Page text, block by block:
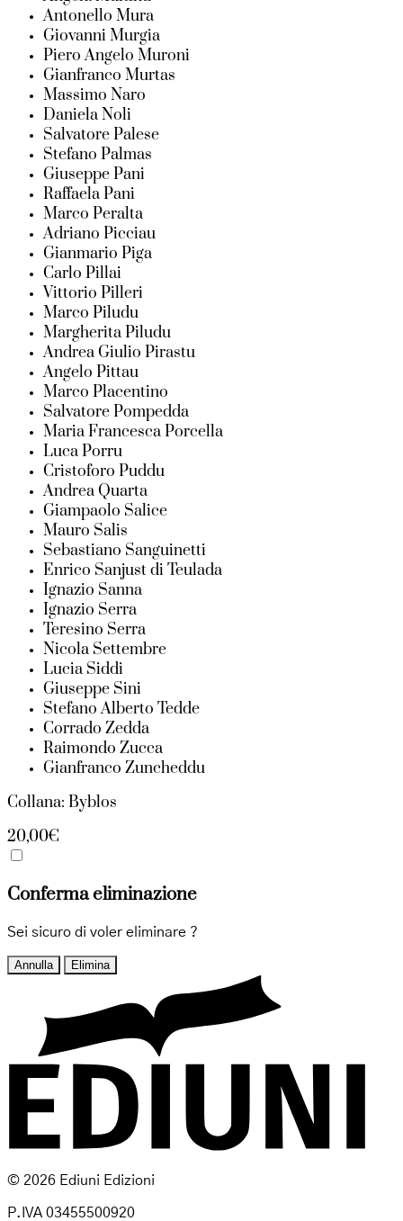
Antonello Mura
Giovanni Murgia
Piero Angelo Muroni
Gianfranco Murtas
Massimo Naro
Daniela Noli
Salvatore Palese
Stefano Palmas
Giuseppe Pani
Raffaela Pani
Marco Peralta
Adriano Picciau
Gianmario Piga
Carlo Pillai
Vittorio Pilleri
Marco Piludu
Margherita Piludu
Andrea Giulio Pirastu
Angelo Pittau
Marco Placentino
Salvatore Pompedda
Maria Francesca Porcella
Luca Porru
Cristoforo Puddu
Andrea Quarta
Giampaolo Salice
Mauro Salis
Sebastiano Sanguinetti
Enrico Sanjust di Teulada
Ignazio Sanna
Ignazio Serra
Teresino Serra
Nicola Settembre
Lucia Siddi
Giuseppe Sini
Stefano Alberto Tedde
Corrado Zedda
Raimondo Zucca
Gianfranco Zuncheddu
Collana: Byblos
20,00€
Conferma eliminazione
Sei sicuro di voler eliminare ?
Annulla Elimina
© 2026 Ediuni Edizioni
P.IVA 03455500920